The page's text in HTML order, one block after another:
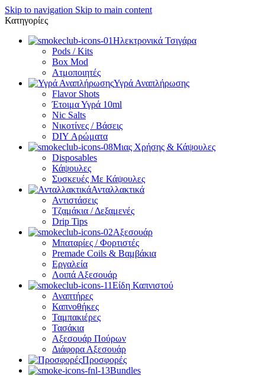
Skip to navigation Skip to main content
Κατηγορίες
Ηλεκτρονικά Τσιγάρα
Pods / Kits
Box Mod
Ατμοποιητές
Υγρά Αναπλήρωσης
Flavor Shots
Έτοιμα Υγρά 10ml
Nic Salts
Νικοτίνες / Βάσεις
DIY Αρώματα
Μιας Χρήσης & Κάψουλες
Disposables
Κάψουλες
Συσκευές Με Κάψουλες
Ανταλλακτικά
Αντιστάσεις
Τζαμάκια / Δεξαμενές
Drip Tips
Αξεσουάρ
Μπαταρίες / Φορτιστές
Premade Coils & Βαμβάκια
Εργαλεία
Λοιπά Αξεσουάρ
Είδη Καπνιστού
Αναπτήρες
Καπνοθήκες
Ταμπακιέρες
Τασάκια
Αξεσουάρ Πούρων
Διάφορα Αξεσουάρ
Προσφορές
Bundles